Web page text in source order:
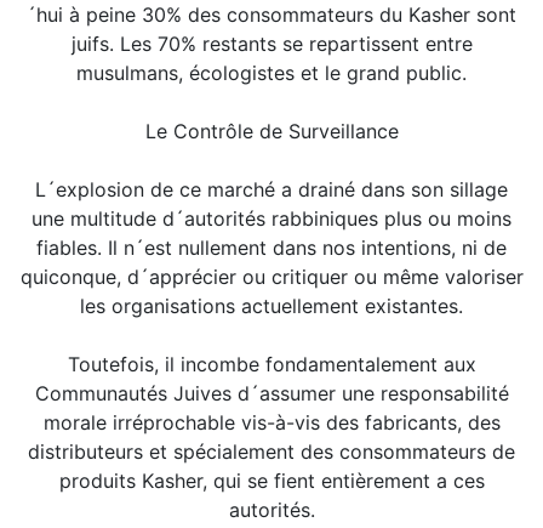
´hui à peine 30% des consommateurs du Kasher sont
juifs. Les 70% restants se repartissent entre
musulmans, écologistes et le grand public.
Le Contrôle de Surveillance
L´explosion de ce marché a drainé dans son sillage
une multitude d´autorités rabbiniques plus ou moins
fiables. Il n´est nullement dans nos intentions, ni de
quiconque, d´apprécier ou critiquer ou même valoriser
les organisations actuellement existantes.
Toutefois, il incombe fondamentalement aux
Communautés Juives d´assumer une responsabilité
morale irréprochable vis-à-vis des fabricants, des
distributeurs et spécialement des consommateurs de
produits Kasher, qui se fient entièrement a ces
autorités.